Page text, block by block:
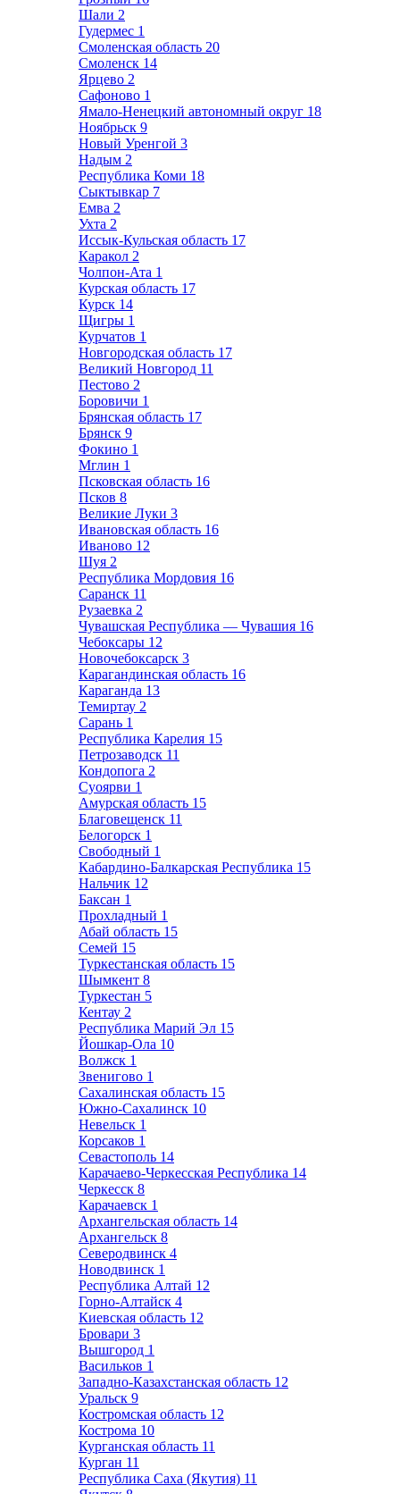
Шали 2
Гудермес 1
Смоленская область 20
Смоленск 14
Ярцево 2
Сафоново 1
Ямало-Ненецкий автономный округ 18
Ноябрьск 9
Новый Уренгой 3
Надым 2
Республика Коми 18
Сыктывкар 7
Емва 2
Ухта 2
Иссык-Кульская область 17
Каракол 2
Чолпон-Ата 1
Курская область 17
Курск 14
Щигры 1
Курчатов 1
Новгородская область 17
Великий Новгород 11
Пестово 2
Боровичи 1
Брянская область 17
Брянск 9
Фокино 1
Мглин 1
Псковская область 16
Псков 8
Великие Луки 3
Ивановская область 16
Иваново 12
Шуя 2
Республика Мордовия 16
Саранск 11
Рузаевка 2
Чувашская Республика — Чувашия 16
Чебоксары 12
Новочебоксарск 3
Карагандинская область 16
Караганда 13
Темиртау 2
Сарань 1
Республика Карелия 15
Петрозаводск 11
Кондопога 2
Суоярви 1
Амурская область 15
Благовещенск 11
Белогорск 1
Свободный 1
Кабардино-Балкарская Республика 15
Нальчик 12
Баксан 1
Прохладный 1
Абай область 15
Семей 15
Туркестанская область 15
Шымкент 8
Туркестан 5
Кентау 2
Республика Марий Эл 15
Йошкар-Ола 10
Волжск 1
Звенигово 1
Сахалинская область 15
Южно-Сахалинск 10
Невельск 1
Корсаков 1
Севастополь 14
Карачаево-Черкесская Республика 14
Черкесск 8
Карачаевск 1
Архангельская область 14
Архангельск 8
Северодвинск 4
Новодвинск 1
Республика Алтай 12
Горно-Алтайск 4
Киевская область 12
Бровари 3
Вышгород 1
Васильков 1
Западно-Казахстанская область 12
Уральск 9
Костромская область 12
Кострома 10
Курганская область 11
Курган 11
Республика Саха (Якутия) 11